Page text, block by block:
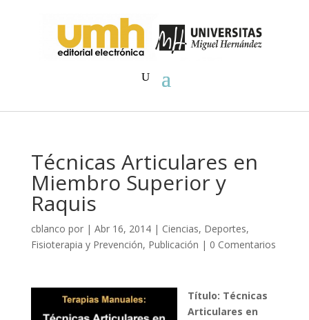
Técnicas Articulares en
Miembro Superior y
Raquis
cblanco por | Abr 16, 2014| Ciencias, Deportes,
Fisioterapia y Prevención, Publicación | 0 Comentarios
Título: Técnicas
Articulares en